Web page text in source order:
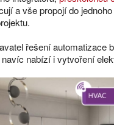
a vše propojí do
řešení
nabízí i vytvoření